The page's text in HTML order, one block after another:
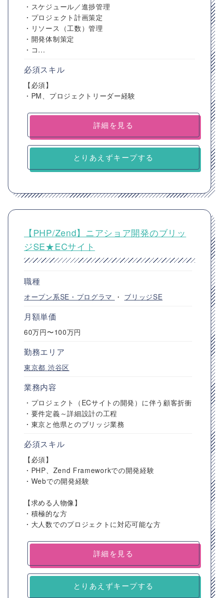
・スケジュール／進捗管理
・プロジェクト計画策定
・リソース（工数）管理
・開発体制策定
・コ...
必須スキル
【必須】
・PM、プロジェクトリーダー経験
詳細を見る
とりあえずキープする
【PHP/Zend】ニアショア開発のブリッ
ジSE★ECサイト
職種
オープン系SE・プログラマ ・ ブリッジSE
月額単価
60万円〜100万円
勤務エリア
東京都 渋谷区
業務内容
・プロジェクト（ECサイトの開発）に伴う顧客折衝
・要件定義～詳細設計の工程
・東京と他県とのブリッジ業務
必須スキル
【必須】
・PHP、Zend Frameworkでの開発経験
・Webでの開発経験
【求める人物像】
・積極的な方
・大人数でのプロジェクトに対応可能な方
詳細を見る
とりあえずキープする